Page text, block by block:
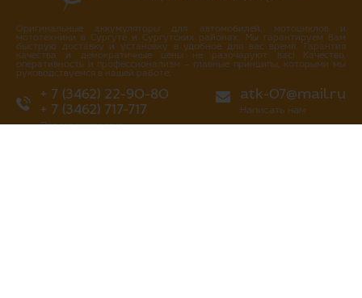
Оригинальные аккумуляторы для автомобилей, мотоциклов и
мототехники в Сургуте и Сургутских районах. Мы гарантируем Вам
быструю доставку и установку в удобное для вас время. Гарантия
качества и демократичные цены не разочаруют вас! Качество,
оперативность и профессионализм – главные принципы, которыми мы
руководствуемся в нашей работе.
+ 7 (3462) 22-90-80
+ 7 (3462) 717-717
Перезвоните мне
atk-07@mail.ru
Написать нам